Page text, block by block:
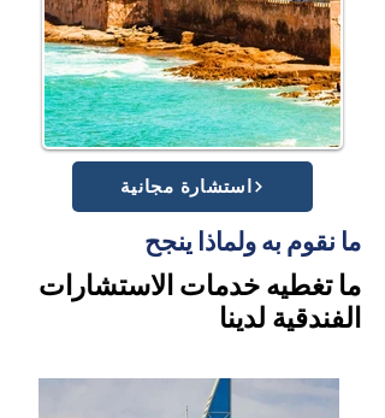
استشارة مجانية
ما نقوم به ولماذا ينجح
ما تغطيه خدمات الاستشارات
الفندقية لدينا